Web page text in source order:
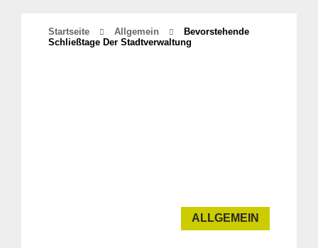
Startseite Allgemein
Bevorstehende
Schließtage Der Stadtverwaltung
ALLGEMEIN